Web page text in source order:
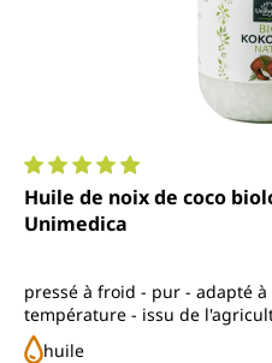
Note moyenne de 4.9 sur
Huile de noix de coco
Unimedica
pressé à froid - pur - adapté
température - issu de
huile